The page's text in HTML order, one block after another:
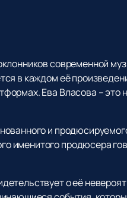
современной
в каждом её
Ева Власова – это
и
именитого продюсера
о её